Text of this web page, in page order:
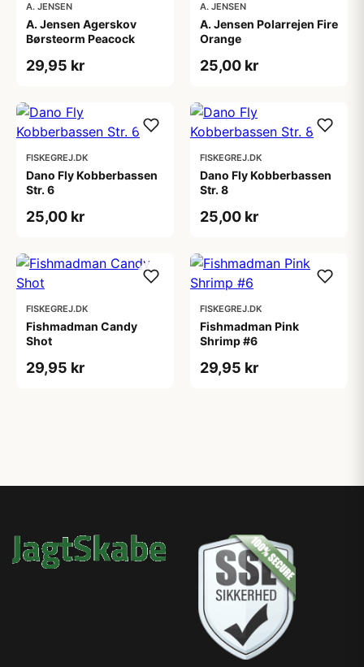
A. JENSEN
A. Jensen Agerskov
Børsteorm Peacock
29,95 kr
A. JENSEN
A. Jensen Polarrejen Fire
Orange
25,00 kr
FISKEGREJ.DK
Dano Fly Kobberbassen
Str. 6
25,00 kr
FISKEGREJ.DK
Dano Fly Kobberbassen
Str. 8
25,00 kr
FISKEGREJ.DK
Fishmadman Candy
Shot
29,95 kr
FISKEGREJ.DK
Fishmadman Pink
Shrimp #6
29,95 kr